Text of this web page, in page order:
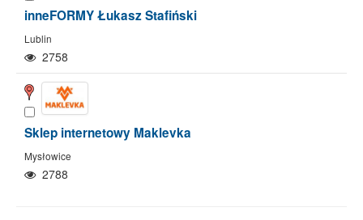
inneFORMY Łukasz Stafiński
Lublin
2758
Sklep internetowy Maklevka
Mysłowice
2788